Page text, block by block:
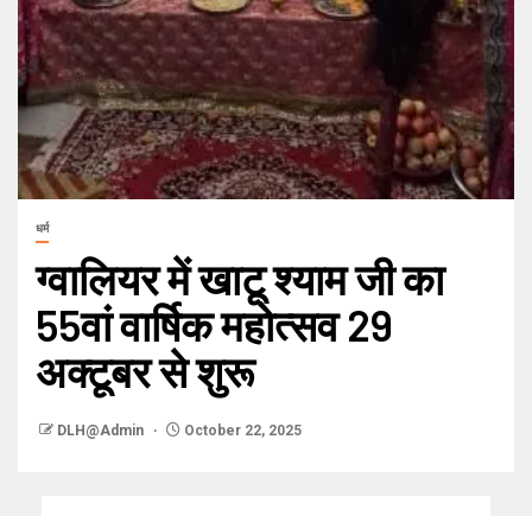
धर्म
ग्वालियर में खाटू श्याम जी का
55वां वार्षिक महोत्सव 29
अक्टूबर से शुरू
DLH@Admin October 22, 2025